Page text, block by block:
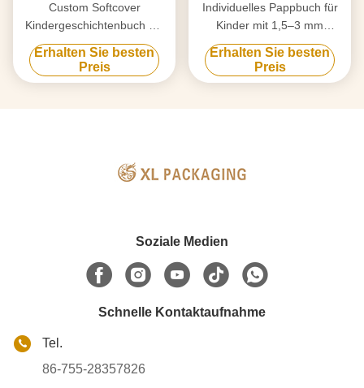
Custom Softcover
Kindergeschichtenbuch mit
4-farbigem CMYK
Offsetdruck und
Matte/Glanz-Lamination
Erhalten Sie besten
Preis
Individuelles Pappbuch für
Kinder mit 1,5–3 mm
dickem, starrem Karton,
ungiftiger Sojatinte und
reißfesten Seiten
Erhalten Sie besten
Preis
Soziale Medien
Schnelle Kontaktaufnahme
Tel.
86-755-28357826